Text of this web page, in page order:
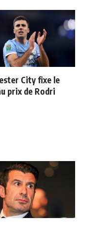
City fixe le
prix de Rodri